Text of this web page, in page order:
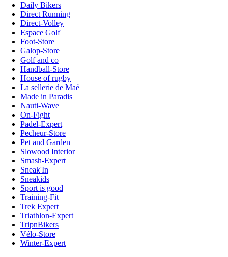
Daily Bikers
Direct Running
Direct-Volley
Espace Golf
Foot-Store
Galop-Store
Golf and co
Handball-Store
House of rugby
La sellerie de Maé
Made in Paradis
Nauti-Wave
On-Fight
Padel-Expert
Pecheur-Store
Pet and Garden
Slowood Interior
Smash-Expert
Sneak'In
Sneakids
Sport is good
Training-Fit
Trek Expert
Triathlon-Expert
TripnBikers
Vélo-Store
Winter-Expert